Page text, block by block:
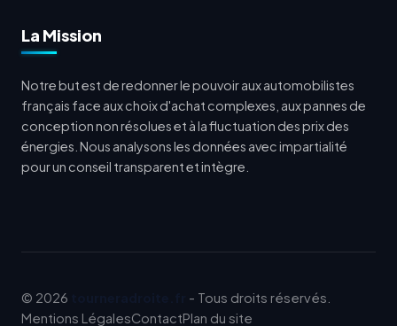
La Mission
Notre but est de redonner le pouvoir aux automobilistes
français face aux choix d'achat complexes, aux pannes de
conception non résolues et à la fluctuation des prix des
énergies. Nous analysons les données avec impartialité
pour un conseil transparent et intègre.
© 2026
- Tous droits réservés.
Mentions LégalesContactPlan du site